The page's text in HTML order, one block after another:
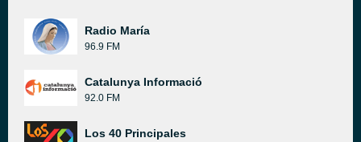
Radio María
96.9 FM
Catalunya Informació
92.0 FM
Los 40 Principales